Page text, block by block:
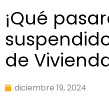
¡Qué
de
diciembre 19, 2024